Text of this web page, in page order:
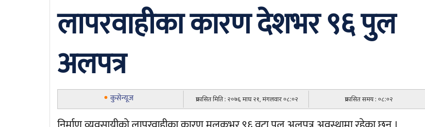
लापरवाहीका कारण देशभर ९६ पुल
अलपत्र
कुसेन्यूज प्रकासित मिति : २०७६ माघ २१, मंगलवार ०८:०२ प्रकासित समय : ०८:०२